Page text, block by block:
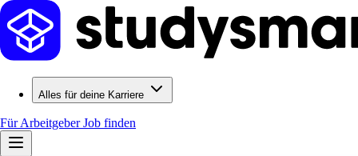
Alles für deine Karriere
Für ArbeitgeberJob finden